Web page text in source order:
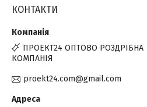
КОНТАКТИ
ПРОЕКТ24 ОПТОВО РОЗДРІБНА
КОМПАНІЯ
proekt24.com@gmail.com